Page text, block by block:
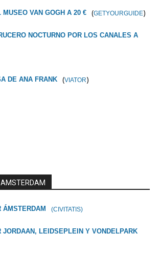
VAN GOGH A 20 € (GETYOURGUIDE)
NOCTURNO POR LOS CANALES A
DE ANA FRANK (VIATOR)
AMSTERDAM
ÁMSTERDAM (CIVITATIS)
JORDAAN, LEIDSEPLEIN Y VONDELPARK